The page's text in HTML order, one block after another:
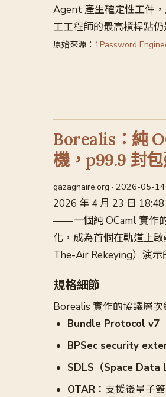
Agent 產生確定性工件
工工程師的最高槓桿點
原始來源： 1Password
Borealis：純
機，p99.9 封
gazagnaire.org · 2026-05-14
2026 年 4 月 23 日
——一個純 OCaml 實作
化，成為首個在軌道上
The-Air Rekeying）演示
規格細節
Borealis 實作的協議層次
Bundle Protocol v7（
BPSec security
SDLS（Space Data
OTAR ：支援後量子